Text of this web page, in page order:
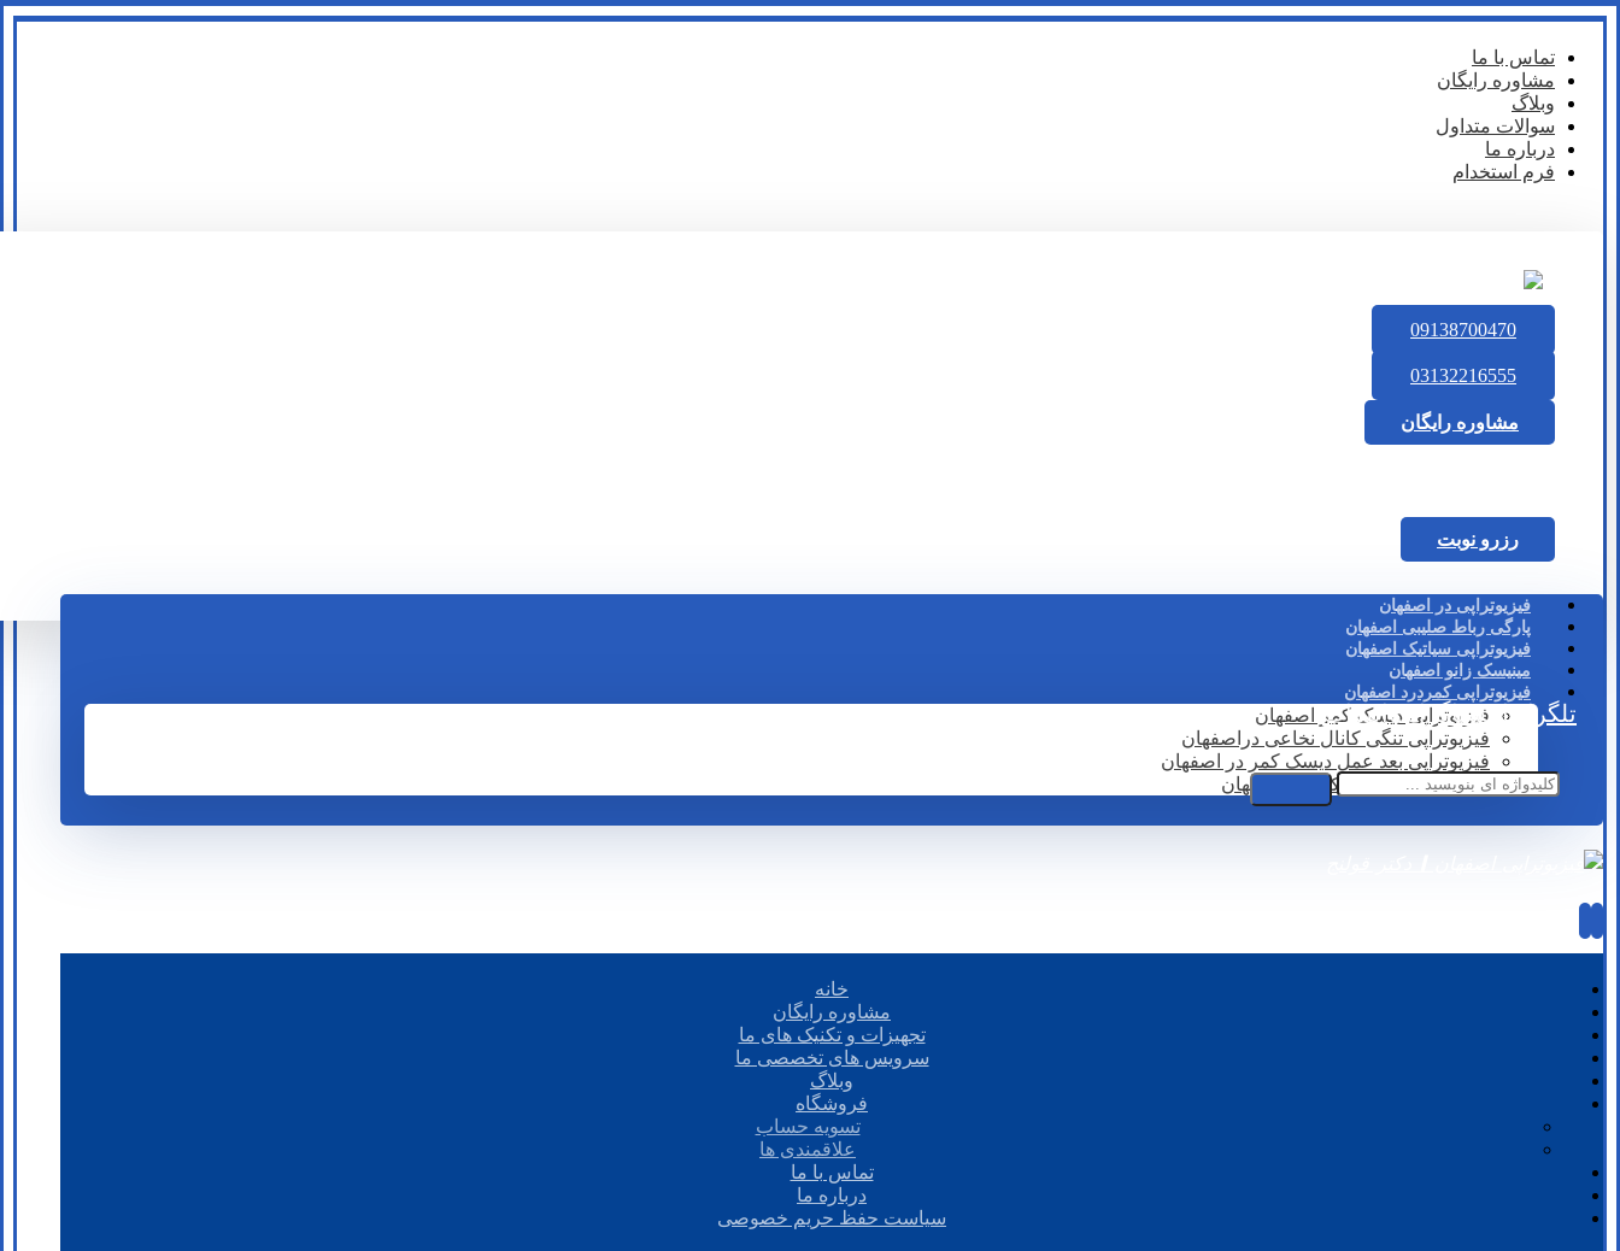
تماس با ما
مشاوره رایگان
وبلاگ
سوالات متداول
درباره ما
فرم استخدام
09138700470
03132216555
مشاوره رایگان
رزرو نوبت
فیزیوتراپی در اصفهان
پارگی رباط صلیبی اصفهان
فیزیوتراپی سیاتیک اصفهان
مینیسک زانو اصفهان
فیزیوتراپی کمردرد اصفهان
فیزیوتراپی دیسک کمر اصفهان
فیزیوتراپی تنگی کانال نخاعی دراصفهان
فیزیوتراپی بعد عمل دیسک کمر در اصفهان
لیزر درمانی دیسک کمر در اصفهان
تلگرام اینستاگرام واتساپ
خانه
مشاوره رایگان
تجهیزات و تکنیک های ما
سرویس های تخصصی ما
وبلاگ
فروشگاه
تسویه حساب
علاقمندی ها
تماس با ما
درباره ما
سیاست حفظ حریم خصوصی